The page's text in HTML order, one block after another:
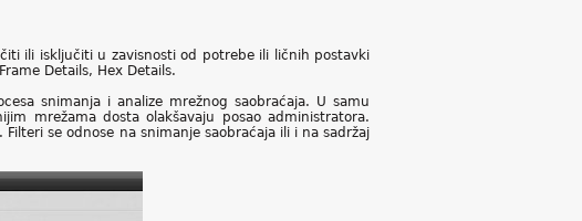
ili isključiti u zavisnosti od potrebe ili ličnih postavki
Details, Hex Details.
snimanja i analize mrežnog saobraćaja. U samu
mrežama dosta olakšavaju posao administratora.
se odnose na snimanje saobraćaja ili i na sadržaj